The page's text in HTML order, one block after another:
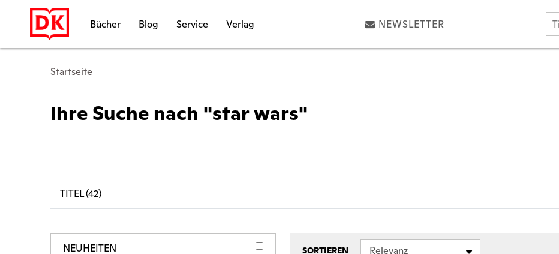
Bücher Blog Service Verlag NEWSLETTER
Startseite
Ihre Suche nach "star wars"
TITEL (42)
NEUHEITEN SORTIEREN Relevanz